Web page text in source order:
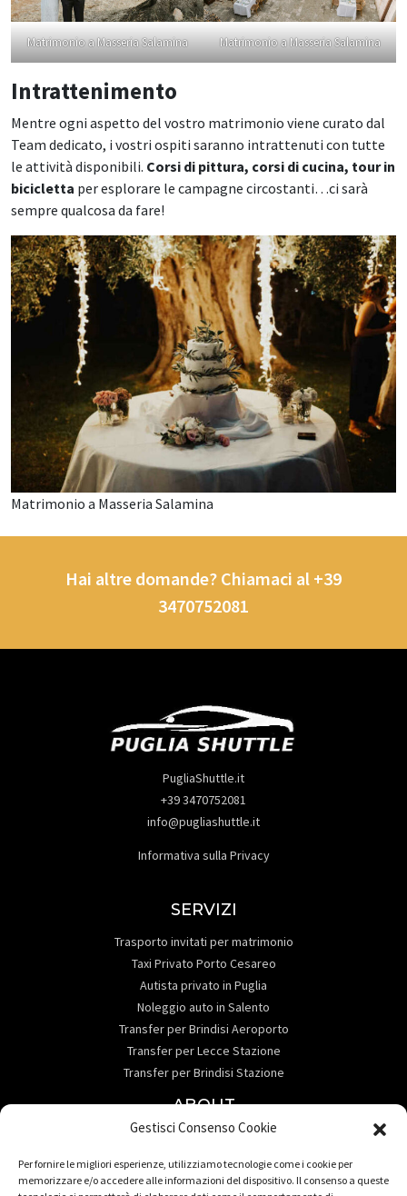
Gestisci Consenso Cookie
Per fornire le migliori esperienze, utilizziamo tecnologie come i cookie per
memorizzare e/o accedere alle informazioni del dispositivo. Il consenso a queste
Matrimonio a Masseria Salamina Matrimonio a Masseria Salamina
Intrattenimento
Mentre ogni aspetto del vostro matrimonio viene curato dal
Team dedicato, i vostri ospiti saranno intrattenuti con tutte
le attività disponibili. Corsi di pittura, corsi di cucina, tour in
bicicletta per esplorare le campagne circostanti…ci sarà
sempre qualcosa da fare!
Matrimonio a Masseria Salamina
Hai altre domande? Chiamaci al +39
3470752081
PugliaShuttle.it
+39 3470752081
info@pugliashuttle.it
Informativa sulla Privacy
SERVIZI
Trasporto invitati per matrimonio
Taxi Privato Porto Cesareo
Autista privato in Puglia
Noleggio auto in Salento
Transfer per Brindisi Aeroporto
Transfer per Lecce Stazione
Transfer per Brindisi Stazione
ABOUT
Contattaci
Servizi
Destinazioni